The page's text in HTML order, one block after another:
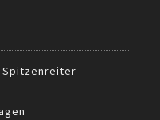
Spitzenreiter